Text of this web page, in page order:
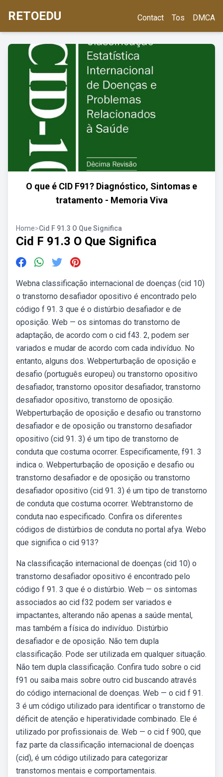
RETOEDU Contact Tos DMCA
O que é CID F91? Diagnóstico, Sintomas e
tratamento - Memoria Viva
Home>Cid F 91.3 O Que Significa
Cid F 91.3 O Que Significa
Webna classificação internacional de doenças (cid 10)
o transtorno desafiador opositivo é encontrado pelo
código f 91. 3 que é o distúrbio desafiador e de
oposição. Web — os sintomas do transtorno de
adaptação, de acordo com o cid f43. 2, podem ser
variados e mudar de acordo com cada indivíduo. No
entanto, alguns dos. Webperturbação de oposição e
desafio (português europeu) ou transtorno opositivo
desafiador, transtorno opositor desafiador, transtorno
desafiador opositivo, transtorno de oposição.
Webperturbação de oposição e desafio ou transtorno
desafiador e de oposição ou transtorno desafiador
opositivo (cid 91. 3) é um tipo de transtorno de
conduta que costuma ocorrer. Especificamente, f91. 3
indica o. Webperturbação de oposição e desafio ou
transtorno desafiador e de oposição ou transtorno
desafiador opositivo (cid 91. 3) é um tipo de transtorno
de conduta que costuma ocorrer. Webtranstorno de
conduta nao especificado. Confira os diferentes
códigos de distúrbios de conduta no portal afya. Webo
que significa o cid 913?
Na classificação internacional de doenças (cid 10) o
transtorno desafiador opositivo é encontrado pelo
código f 91. 3 que é o distúrbio. Web — os sintomas
associados ao cid f32 podem ser variados e
impactantes, alterando não apenas a saúde mental,
mas também a física do indivíduo. Distúrbio
desafiador e de oposição. Não tem dupla
classificação. Pode ser utilizada em qualquer situação.
Não tem dupla classificação. Confira tudo sobre o cid
f91 ou saiba mais sobre outro cid buscando através
do código internacional de doenças. Web — o cid f 91.
3 é um código utilizado para identificar o transtorno de
déficit de atenção e hiperatividade combinado. Ele é
utilizado por profissionais de. Web — o cid f 900, que
faz parte da classificação internacional de doenças
(cid), é um código utilizado para categorizar
transtornos mentais e comportamentais.